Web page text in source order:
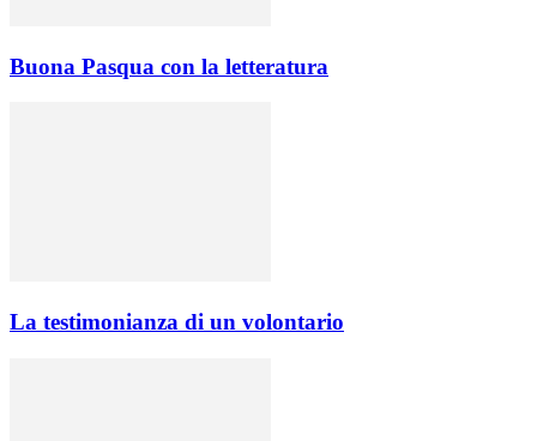
Buona Pasqua con la letteratura
La testimonianza di un volontario